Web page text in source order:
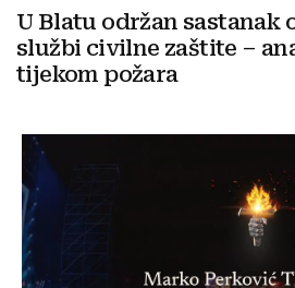
U Blatu održan sastanak
službi civilne zaštite –
tijekom požara